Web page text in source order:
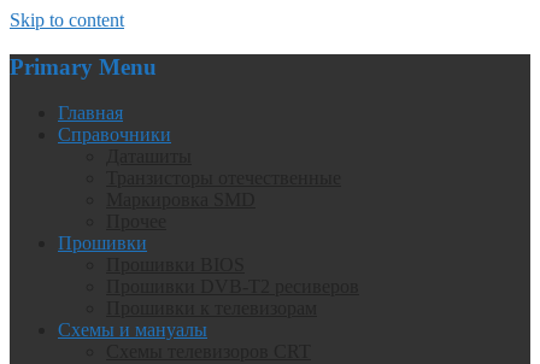
Skip to content
Primary Menu
Главная
Справочники
Прошивки
Схемы и мануалы